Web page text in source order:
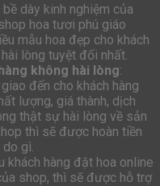
bề dày kinh nghiệm của
hoa tươi phú giáo
mẫu hoa đẹp cho khách
lòng tuyệt đối nhất.
không hài lòng:
đến cho khách hàng
lượng, giá thành, dịch
thật sự hài lòng về sản
thì sẽ được hoàn tiền
gì.
khách hàng đặt hoa online
shop, thì sẽ được hỗ trợ